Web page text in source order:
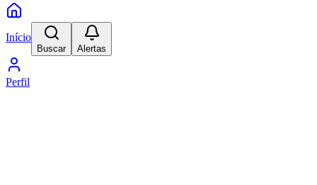
Início
Buscar Alertas
Perfil